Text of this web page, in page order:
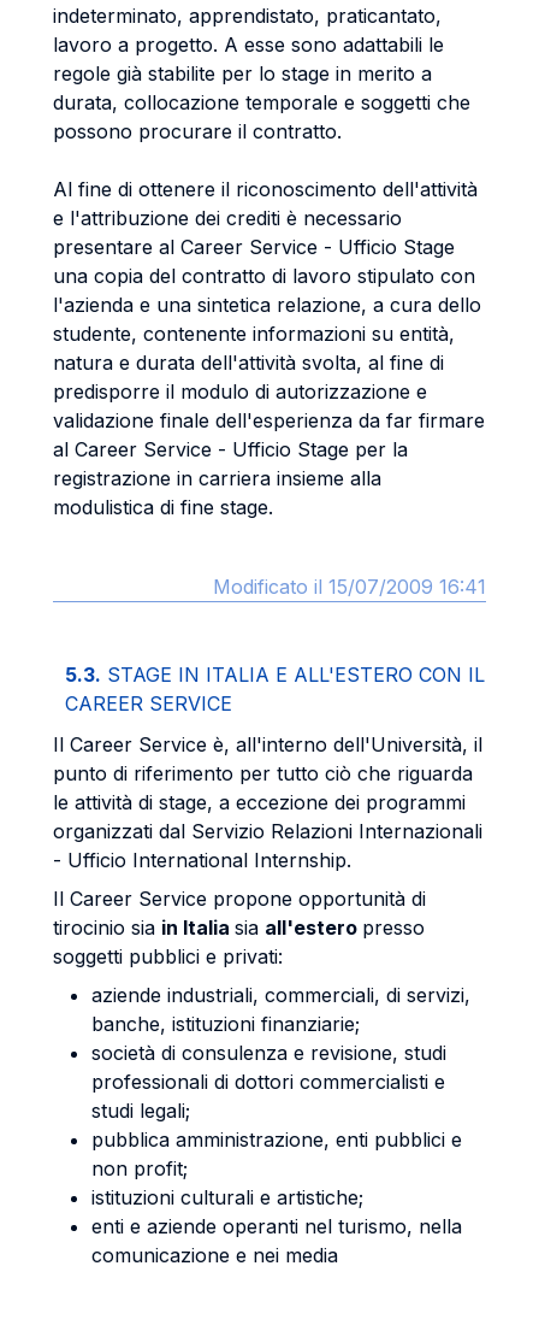
indeterminato, apprendistato, praticantato,
lavoro a progetto. A esse sono adattabili le
regole già stabilite per lo stage in merito a
durata, collocazione temporale e soggetti che
possono procurare il contratto.
Al fine di ottenere il riconoscimento dell'attività
e l'attribuzione dei crediti è necessario
presentare al Career Service - Ufficio Stage
una copia del contratto di lavoro stipulato con
l'azienda e una sintetica relazione, a cura dello
studente, contenente informazioni su entità,
natura e durata dell'attività svolta, al fine di
predisporre il modulo di autorizzazione e
validazione finale dell'esperienza da far firmare
al Career Service - Ufficio Stage per la
registrazione in carriera insieme alla
modulistica di fine stage.
Modificato il 15/07/2009 16:41
5.3. STAGE IN ITALIA E ALL'ESTERO CON IL
CAREER SERVICE
Il Career Service è, all'interno dell'Università, il
punto di riferimento per tutto ciò che riguarda
le attività di stage, a eccezione dei programmi
organizzati dal Servizio Relazioni Internazionali
- Ufficio International Internship.
Il Career Service propone opportunità di
tirocinio sia in Italia sia all'estero presso
soggetti pubblici e privati:
aziende industriali, commerciali, di servizi,
banche, istituzioni finanziarie;
società di consulenza e revisione, studi
professionali di dottori commercialisti e
studi legali;
pubblica amministrazione, enti pubblici e
non profit;
istituzioni culturali e artistiche;
enti e aziende operanti nel turismo, nella
comunicazione e nei media